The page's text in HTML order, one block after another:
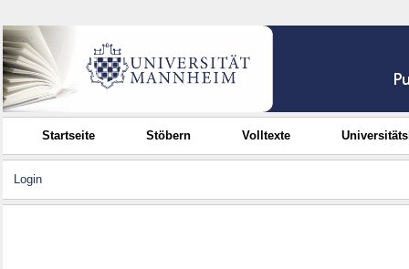
Startseite Stöbern Volltexte
Login